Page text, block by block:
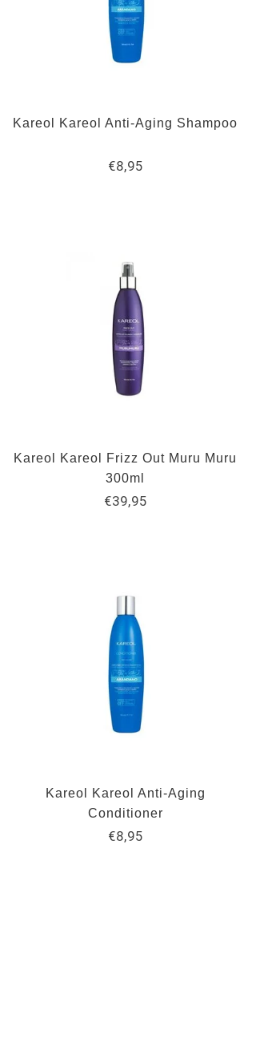
Kareol Kareol Anti-Aging Shampoo
€8,95
Kareol Kareol Frizz Out Muru Muru
300ml
€39,95
Kareol Kareol Anti-Aging
Conditioner
€8,95